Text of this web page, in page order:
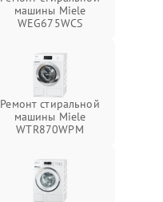
машины Miele
WEG675WCS
Ремонт стиральной
машины Miele
WTR870WPM